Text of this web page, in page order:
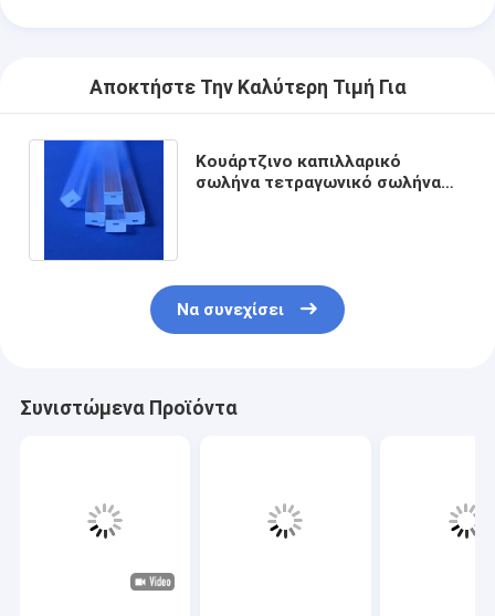
Αποκτήστε Την Καλύτερη Τιμή Για
Κουάρτζινο καπιλλαρικό
σωλήνα τετραγωνικό σωλήνα
Να συνεχίσει
Συνιστώμενα Προϊόντα